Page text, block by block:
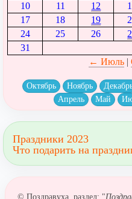
10
11 12
17
18 19
24
25 26
31
← Июль|
Октябрь Ноябрь
Апрель
Май
Праздники 2023
Что подарить на
© Поздравуха, раздел: "